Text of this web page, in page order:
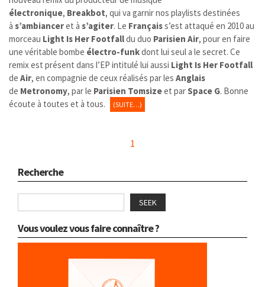
électronique, Breakbot, qui va garnir nos playlists destinées
à s’ambianceret à s’agiter. Le Françaiss’est attaqué en 2010 au
morceau Light Is Her Footfalldu duo Parisien Air, pour en faire
une véritable bombe électro-funkdont lui seul a le secret. Ce
remix est présent dans l’EP intitulé lui aussi Light Is Her Footfall
de Air, en compagnie de ceux réalisés par les Anglais
de Metronomy, par le Parisien Tomsizeet parSpace G. Bonne
écoute à toutes et à tous.
(SUITE…)
1
Recherche
SEEK
Vous voulez vous faire connaître ?